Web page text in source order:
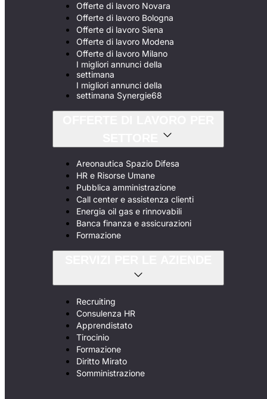
Offerte di lavoro Novara
Offerte di lavoro Bologna
Offerte di lavoro Siena
Offerte di lavoro Modena
Offerte di lavoro Milano
I migliori annunci della
settimana
I migliori annunci della
settimana Synergie68
Areonautica Spazio Difesa
HR e Risorse Umane
Pubblica amministrazione
Call center e assistenza clienti
Energia oil gas e rinnovabili
Banca finanza e assicurazioni
Formazione
Recruiting
Consulenza HR
Apprendistato
Tirocinio
Formazione
Diritto Mirato
Somministrazione